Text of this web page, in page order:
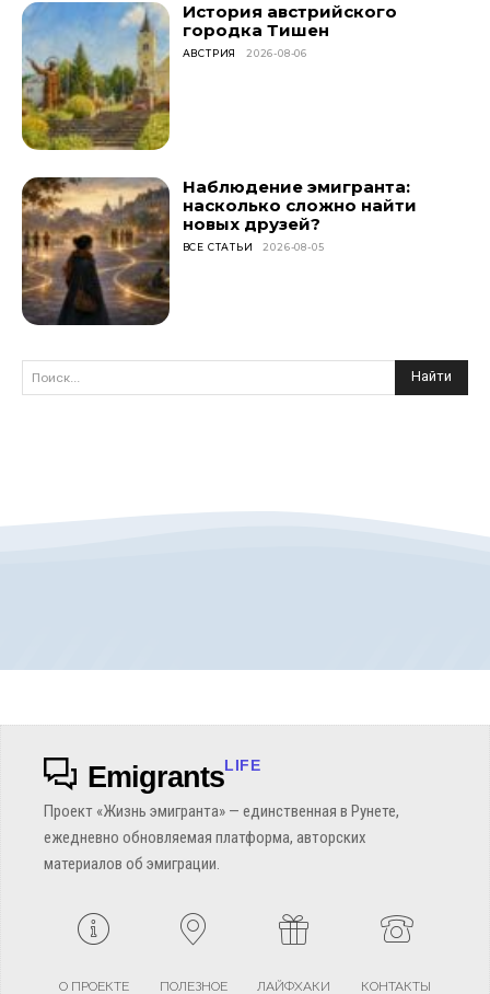
История австрийского
городка Тишен
АВСТРИЯ 2026-08-06
Наблюдение эмигранта:
насколько сложно найти
новых друзей?
ВСЕ СТАТЬИ 2026-08-05
Поиск... Найти
EmigrantsLIFE
Проект «Жизнь эмигранта» — единственная в Рунете,
ежедневно обновляемая платформа, авторских
материалов об эмиграции.
О ПРОЕКТЕ ПОЛЕЗНОЕ ЛАЙФХАКИ КОНТАКТЫ